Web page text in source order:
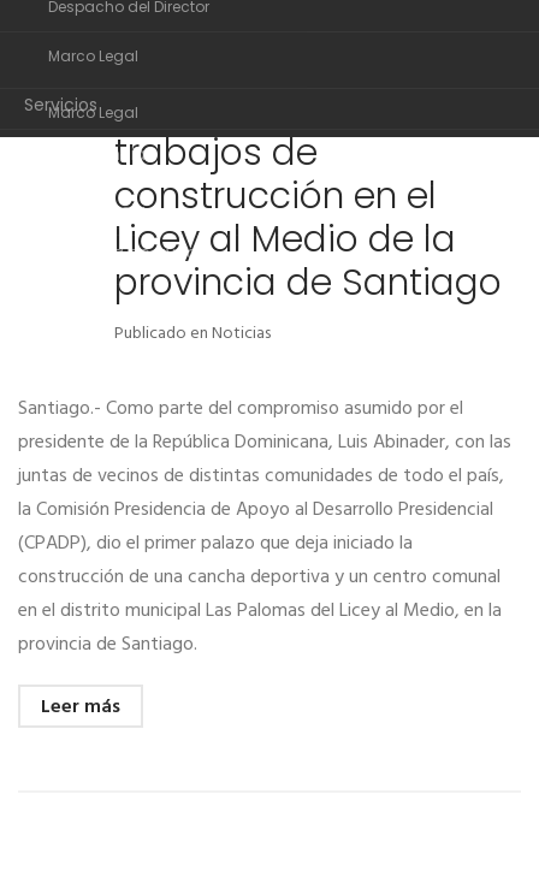
Organigrama
Despacho del Director
Marco Legal
Transparencia
Comunidad de ayuda
Despacho del Director
Marco Legal
Servicios
Transparencia
Comunidad de ayuda
29
JUN
Comisión Presidencia
de Apoyo al Desarrollo
Presidencial inicia
trabajos de
construcción en el
Licey al Medio de la
provincia de Santiago
Publicado enNoticias
Santiago.- Como parte del compromiso asumido por el
presidente de la República Dominicana, Luis Abinader, con las
juntas de vecinos de distintas comunidades de todo el país,
la Comisión Presidencia de Apoyo al Desarrollo Presidencial
(CPADP), dio el primer palazo que deja iniciado la
construcción de una cancha deportiva y un centro comunal
en el distrito municipal Las Palomas del Licey al Medio, en la
provincia de Santiago.
Leer más